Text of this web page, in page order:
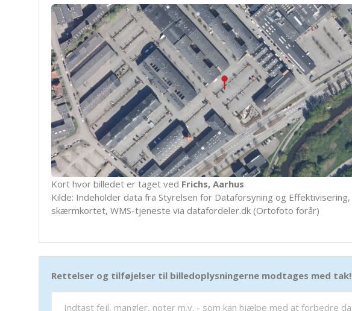
Kort hvor billedet er taget ved Frichs, Aarhus
Kilde: Indeholder data fra Styrelsen for Dataforsyning og Effektivisering,
skærmkortet, WMS-tjeneste via datafordeler.dk (Ortofoto forår)
Rettelser og tilføjelser til billedoplysningerne modtages med tak!